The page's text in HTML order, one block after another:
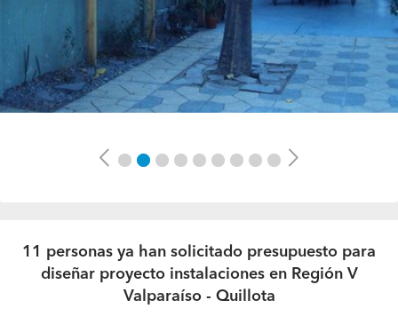
Previous Next
11 personas ya han solicitado presupuesto para
diseñar proyecto instalaciones en Región V
Valparaíso - Quillota